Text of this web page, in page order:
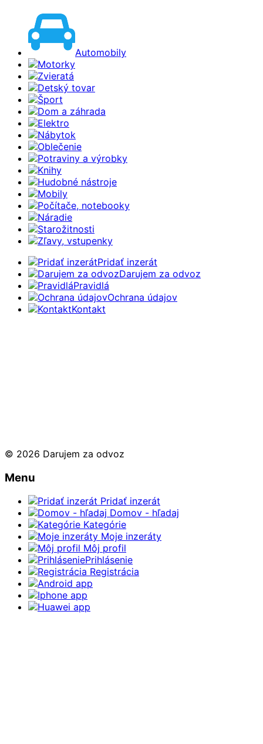
Automobily
Motorky
Zvieratá
Detský tovar
Šport
Dom a záhrada
Elektro
Nábytok
Oblečenie
Potraviny a výrobky
Knihy
Hudobné nástroje
Mobily
Počítače, notebooky
Náradie
Starožitnosti
Zľavy, vstupenky
Pridať inzerát
Darujem za odvoz
Pravidlá
Ochrana údajov
Kontakt
© 2026 Darujem za odvoz
Menu
Pridať inzerát
Domov - hľadaj
Kategórie
Moje inzeráty
Môj profil
Prihlásenie
Registrácia